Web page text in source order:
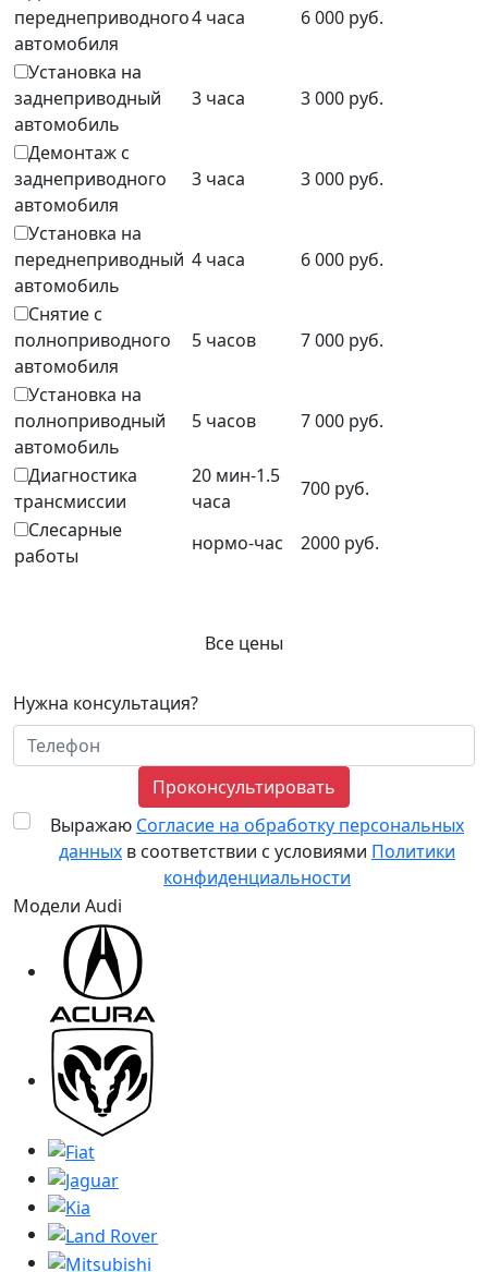
переднеприводного
автомобиля
4 часа 6 000 руб.
Установка на
заднеприводный
автомобиль
3 часа 3 000 руб.
Демонтаж с
заднеприводного
автомобиля
3 часа 3 000 руб.
Установка на
переднеприводный
автомобиль
4 часа 6 000 руб.
Снятие с
полноприводного
автомобиля
5 часов 7 000 руб.
Установка на
полноприводный
автомобиль
5 часов 7 000 руб.
Диагностика
трансмиссии
20 мин-1.5
часа
700 руб.
Слесарные
работы
нормо-час 2000 руб.
Все цены
Нужна консультация?
Проконсультировать
Выражаю Согласие на обработку персональных
данных в соответствии с условиями Политики
конфиденциальности
Модели Audi